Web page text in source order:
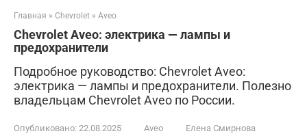
Главная » Chevrolet » Aveo
Chevrolet Aveo: электрика — лампы и
предохранители
Подробное руководство: Chevrolet Aveo:
электрика — лампы и предохранители. Полезно
владельцам Chevrolet Aveo по России.
Опубликовано: 22.08.2025 Aveo Елена Смирнова